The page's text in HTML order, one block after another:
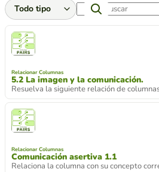
Relacionar Columnas
5.2 La imagen y la comunicación.
Resuelva la siguiente relación de
Relacionar Columnas
Comunicación asertiva 1.1
Relaciona la columna con su concepto